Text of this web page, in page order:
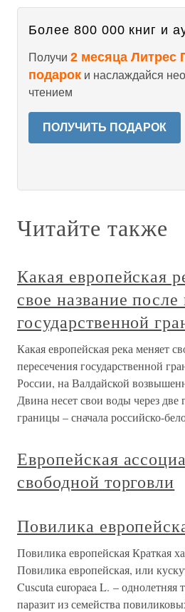
Более 800 000 книг и
Получи 2 месяца Литрес
подарок и наслаждайся
чтением
ПОЛУЧИТЬ ПОДАРОК
Читайте также
Какая европейская
свое название
государственной
Какая европейская река меняет
пересечения государственной
России, на Валдайской
Двина несет свои воды через две
границы – сначала российско-
Европейская
свободной торговли
Повилика
Повилика европейская Краткая
Повилика европейская, или
Cuscuta europaea L. – однолетняя
паразит из семейства